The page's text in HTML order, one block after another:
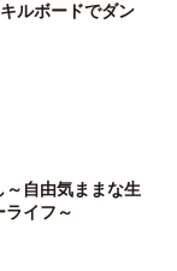
ルボードでダン
自由気ままな生
ライフ～